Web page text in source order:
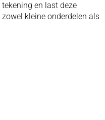
en last deze
kleine onderdelen als